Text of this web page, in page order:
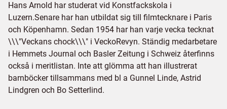
Hans Arnold har studerat vid Konstfackskola i
Luzern.Senare har han utbildat sig till filmtecknare i Paris
och Köpenhamn. Sedan 1954 har han varje vecka tecknat
\\\"Veckans chock\\\" i VeckoRevyn. Ständig medarbetare
i Hemmets Journal och Basler Zeitung i Schweiz återfinns
också i meritlistan. Inte att glömma att han illustrerat
barnböcker tillsammans med bl a Gunnel Linde, Astrid
Lindgren och Bo Setterlind.